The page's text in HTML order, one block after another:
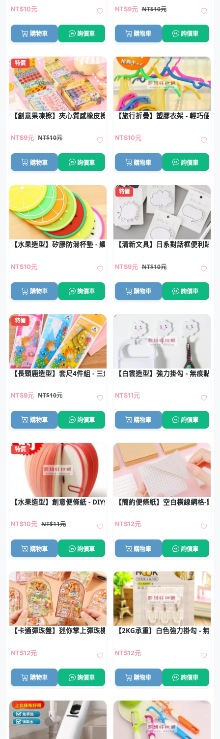
NT$10元
購物車 詢價車
NT$9元 NT$10元
購物車 詢價車
特價
【創意果凍擦】夾心質感橡皮擦-可愛圖案學生擦子
NT$9元 NT$10元
購物車 詢價車
【旅行折疊】塑膠衣架 - 輕巧便
NT$10元
購物車 詢價車
【水果造型】矽膠防滑杯墊 - 繽紛創意餐桌墊
NT$10元
購物車 詢價車
特價
【清新文具】日系對話框便利貼 -
NT$9元 NT$10元
購物車 詢價車
特價
【長頸鹿造型】套尺4件組 - 三角量角直尺文具
NT$9元 NT$10元
購物車 詢價車
【白雲造型】強力掛勾 - 無痕黏貼
NT$11元
購物車 詢價車
特價
【水果造型】創意便條紙 - DIY便利貼組合
NT$10元 NT$11元
購物車 詢價車
【簡約便條紙】空白橫線網格-留
NT$12元
購物車 詢價車
【卡通彈珠盤】迷你掌上彈珠機 - 學生紓壓益智玩具
NT$12元
購物車 詢價車
【2KG承重】白色強力掛勾 - 無
NT$12元
購物車 詢價車